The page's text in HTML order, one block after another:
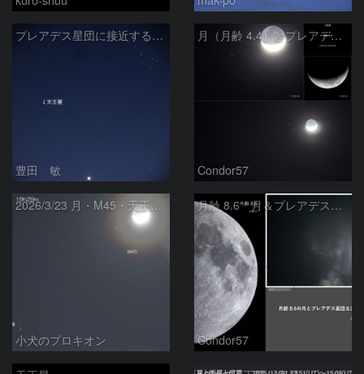
プレアデス星団に接近する金星と天王星 2026/4/21
豊田 敏
月（月齢 4.4）とプレアデス星団の大接近 ＋ 天王星
Condor57
2026/3/23 月・M45・天王星の接近
小犬のプロキオン
月齢 8.6 月＆プレアデス星団＆天王星の接近
Condor57